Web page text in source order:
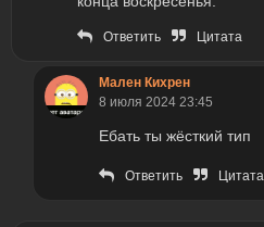
Ответить Цитата
Мален Кихрен
8 июля 2024 23:45
Ебать ты жёсткий тип
Ответить Цитата